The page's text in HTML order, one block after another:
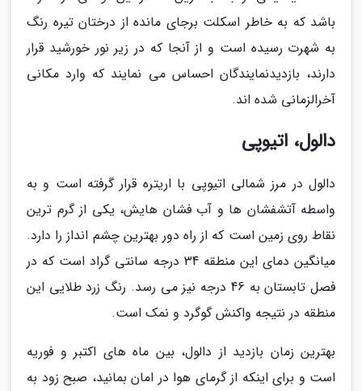
باشد که به خاطر اسکلت برجای مانده از درختان تیره رنگ
به شهرت رسیده است و از آنجا که در زیر نور خورشید قرار
دارند، بازدیدنمایندگان احساس می نمایند که وارد مکانی
آخرالزمانی شده اند.
دالول، اتیوپی
دالول در مرز شمالی اتیوپی با اریتره قرار گرفته است و به
واسطه آتشفشان ها و آب فشان هایش، یکی از گرم ترین
نقاط روی زمین است که از راه دور بهترین چشم انداز را دارد.
میانگین دمای این منطقه 34 درجه سانتی گراد است که در
فصل تابستان به 46 درجه نیز می رسد. رنگ زرد طلایی این
منطقه در نتیجه واکنش گوگرد و نمک است.
بهترین زمان بازدید از دالول، بین ماه های اکتبر و فوریه
است و برای اینکه از گرمای هوا در امان بمانید، صبح زود به